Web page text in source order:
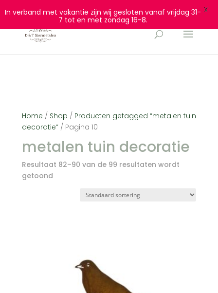
0628932940 info@dtsiermetalen.nl
Home / Shop / Producten getagged “metalen tuin
decoratie”/ Pagina 10
metalen tuin decoratie
Resultaat 82–90 van de 99 resultaten wordt
getoond
In verband met vakantie zijn wij gesloten vanaf vrijdag 31-
7 tot en met zondag 16-8.
X